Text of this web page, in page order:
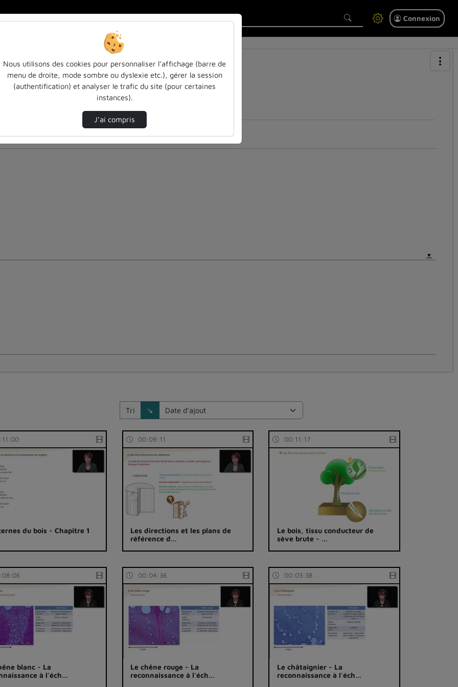
Connexion
ci-dessous. Consultez les options pour ajuster les résultats.
Tri ↘
Direction de tri
du bois - Chapitre 1
00:09:11
Les directions et les plans de
référence d…
00:11:17
Le bois, tissu conducteur de
sève brute - …
blanc - La
à l'éch…
00:04:36
Le chêne rouge - La
reconnaissance à l'éch…
00:03:38
Le châtaignier - La
reconnaissance à l'éch…
Nous utilisons des cookies pour personnaliser l’affichage (barre de
menu de droite, mode sombre ou dyslexie etc.), gérer la session
(authentification) et analyser le trafic du site (pour certaines
instances).
J’ai compris